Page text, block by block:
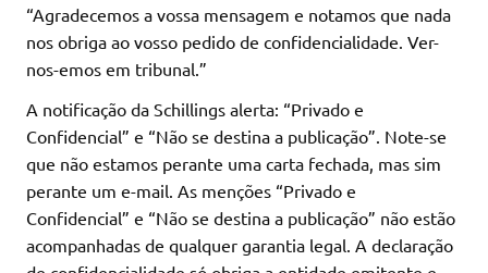
“Agradecemos a vossa mensagem e notamos que nada
nos obriga ao vosso pedido de confidencialidade. Ver-
nos-emos em tribunal.”
A notificação da Schillings alerta: “Privado e
Confidencial” e “Não se destina a publicação”. Note-se
que não estamos perante uma carta fechada, mas sim
perante um e-mail. As menções “Privado e
Confidencial” e “Não se destina a publicação” não estão
acompanhadas de qualquer garantia legal. A declaração